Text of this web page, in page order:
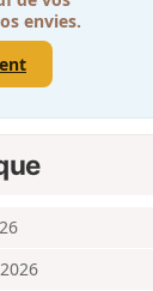
envies.